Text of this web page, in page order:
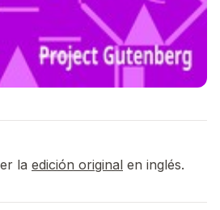
la edición original en inglés.